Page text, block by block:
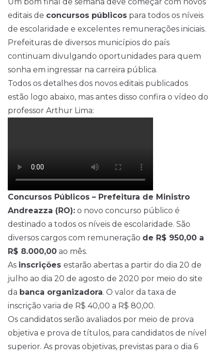
editais de concursos públicos para todos os níveis
de escolaridade e excelentes remunerações iniciais.
Prefeituras de diversos municípios do país
continuam divulgando oportunidades para quem
sonha em ingressar na carreira pública.
Todos os detalhes dos novos editais publicados
estão logo abaixo, mas antes disso confira o vídeo do
professor Arthur Lima:
Concursos Públicos – Prefeitura de Ministro
Andreazza (RO): o novo concurso público é
destinado a todos os níveis de escolaridade. São
diversos cargos com remuneração de R$ 950,00 a
R$ 8.000,00 ao mês.
As inscrições estarão abertas a partir do dia 20 de
julho ao dia 20 de agosto de 2020 por meio do site
da banca organizadora. O valor da taxa de
inscrição varia de R$ 40,00 a R$ 80,00.
Os candidatos serão avaliados por meio de prova
objetiva e prova de títulos, para candidatos de nível
superior. As provas objetivas, previstas para o dia 6